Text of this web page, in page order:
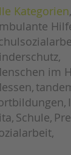
Impressum
Datenschutz
Kategorien
im
Schule